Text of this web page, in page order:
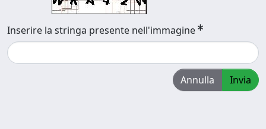
Inserire la stringa presente nell'immagine
Annulla Invia